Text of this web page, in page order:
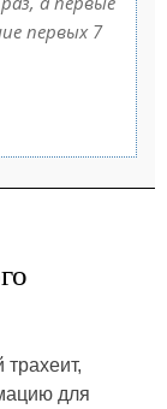
первых 7
для